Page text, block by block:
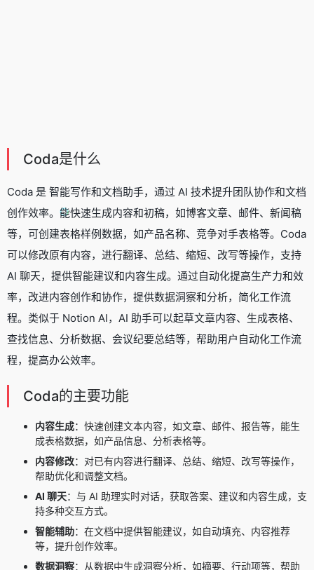
Coda是什么
Coda 是 智能写作和文档助手，通过 AI 技术提升团队协作和文档
创作效率。能快速生成内容和初稿，如博客文章、邮件、新闻稿
等，可创建表格样例数据，如产品名称、竞争对手表格等。Coda
可以修改原有内容，进行翻译、总结、缩短、改写等操作，支持
AI 聊天，提供智能建议和内容生成。通过自动化提高生产力和效
率，改进内容创作和协作，提供数据洞察和分析，简化工作流
程。类似于 Notion AI，AI 助手可以起草文章内容、生成表格、
查找信息、分析数据、会议纪要总结等，帮助用户自动化工作流
程，提高办公效率。
Coda的主要功能
内容生成：快速创建文本内容，如文章、邮件、报告等，能生
成表格数据，如产品信息、分析表格等。
内容修改：对已有内容进行翻译、总结、缩短、改写等操作，
帮助优化和调整文档。
AI 聊天：与 AI 助理实时对话，获取答案、建议和内容生成，支
持多种交互方式。
智能辅助：在文档中提供智能建议，如自动填充、内容推荐
等，提升创作效率。
数据洞察：从数据中生成洞察分析，如摘要、行动项等，帮助